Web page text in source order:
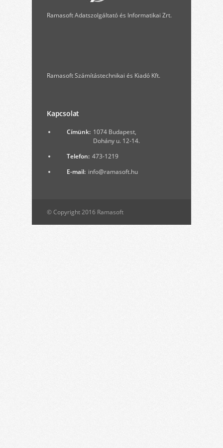
Ramasoft Adatszolgáltató és Informatikai Zrt.
Ramasoft Számítástechnikai és Kiadó Kft.
Kapcsolat
Címünk: 1074 Budapest,
Dohány u. 12-14.
Telefon: 473-1219
E-mail: info@ramasoft.hu
© Copyright 2016 Ramasoft